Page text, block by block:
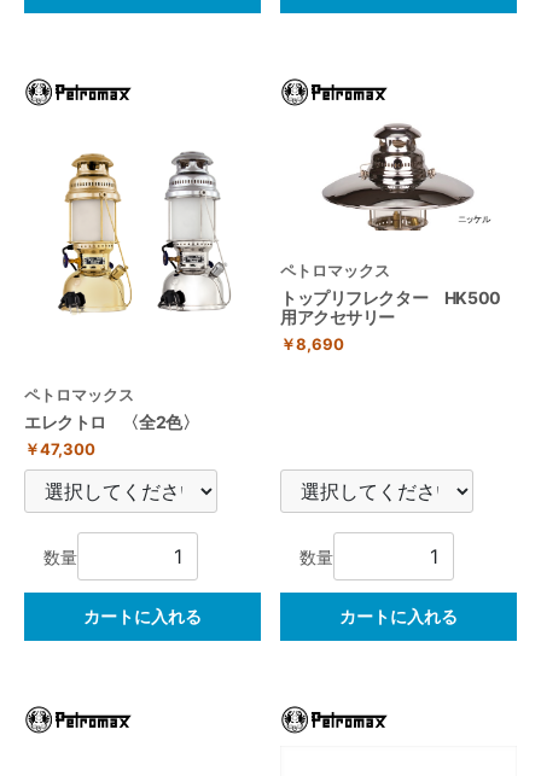
ペトロマックス
エレクトロ 〈全2色〉
￥47,300
数量
カートに入れる
ペトロマックス
トップリフレクター HK500
用アクセサリー
￥8,690
数量
カートに入れる